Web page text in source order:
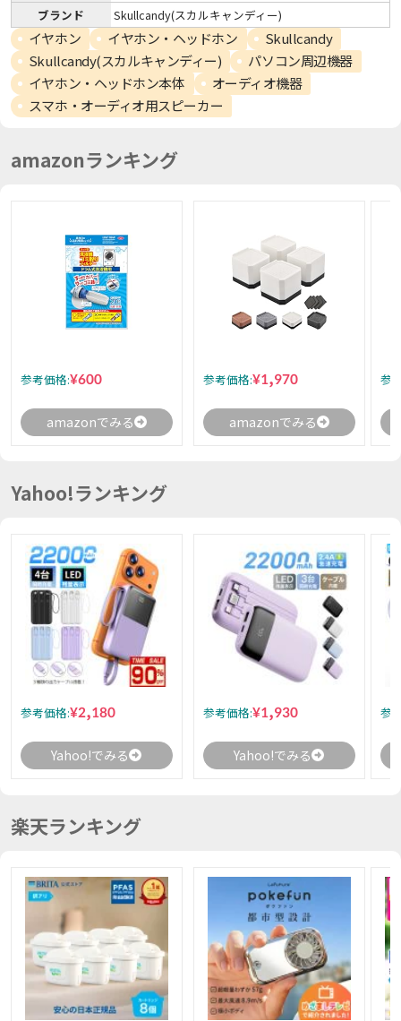
ブランド
Skullcandy(スカルキャンディー)
イヤホン イヤホン・ヘッドホン
Skullcandy
Skullcandy(スカルキャンディー)
パソコン周辺機器
イヤホン・ヘッドホン本体
オーディオ機器
スマホ・オーディオ用スピーカー
amazonランキング
参考価格:¥600
amazonでみる
参考価格:¥1,970
amazonでみる
参
Yahoo!ランキング
参考価格:¥2,180
Yahoo!でみる
参考価格:¥1,930
Yahoo!でみる
参
楽天ランキング